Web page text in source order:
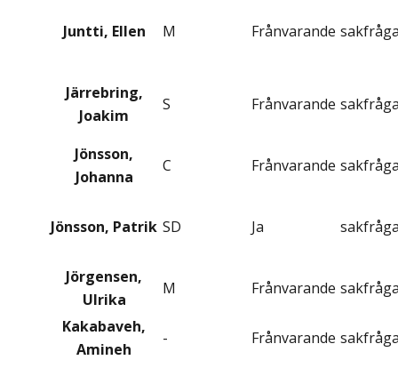
Juntti, Ellen M Frånvarande
Järrebring,
Joakim
S Frånvarande
Jönsson,
Johanna
C Frånvarande
Jönsson, Patrik SD Ja
Jörgensen,
Ulrika
M Frånvarande
Kakabaveh,
Amineh
- Frånvarande